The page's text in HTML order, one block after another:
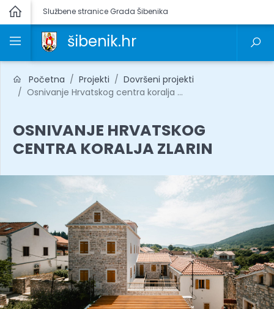
Službene stranice Grada Šibenika
šibenik.hr
Početna Projekti
Dovršeni projekti
Osnivanje Hrvatskog centra koralja ...
OSNIVANJE HRVATSKOG
CENTRA KORALJA ZLARIN